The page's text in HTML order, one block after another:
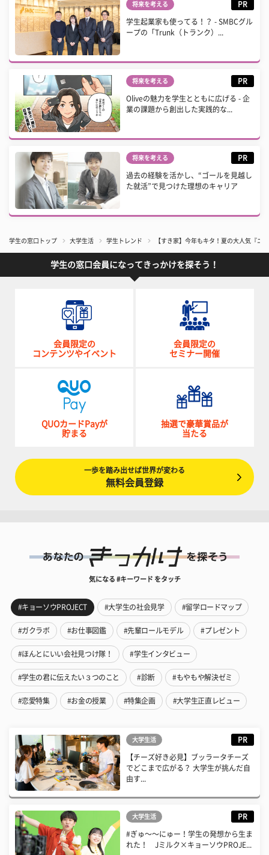
将来を考える PR
学生起業家も使ってる！？ - SMBCグル
ープの「Trunk（トランク）...
将来を考える PR
Oliveの魅力を学生とともに広げる - 企
業の課題から創出した実践的な...
将来を考える PR
過去の経験を活かし、“ゴールを見越し
た就活”で見つけた理想のキャリア
学生の窓口トップ 大学生活 学生トレンド 【すき家】今年もキタ！夏の大人気『ニ
学生の窓口会員になってきっかけを探そう！
会員限定の
コンテンツやイベント
会員限定の
セミナー開催
QUOカードPayが
貯まる
抽選で豪華賞品が
当たる
一歩を踏み出せば世界が変わる
無料会員登録
気になる #キーワード をタッチ
#キョーソウPROJECT #大学生の社会見学 #留学ロードマップ
#ガクラボ #お仕事図鑑 #先輩ロールモデル #プレゼント
#ほんとにいい会社見つけ隊！ #学生インタビュー
#学生の君に伝えたい３つのこと #診断 #もやもや解決ゼミ
#恋愛特集 #お金の授業 #特集企画 #大学生正直レビュー
大学生活 PR
【チーズ好き必見】ブッラータチーズ
でどこまで広がる？ 大学生が挑んだ自
由す...
大学生活 PR
#ぎゅ〜〜にゅー！学生の発想から生ま
れた！ Jミルク×キョーソウPROJE...